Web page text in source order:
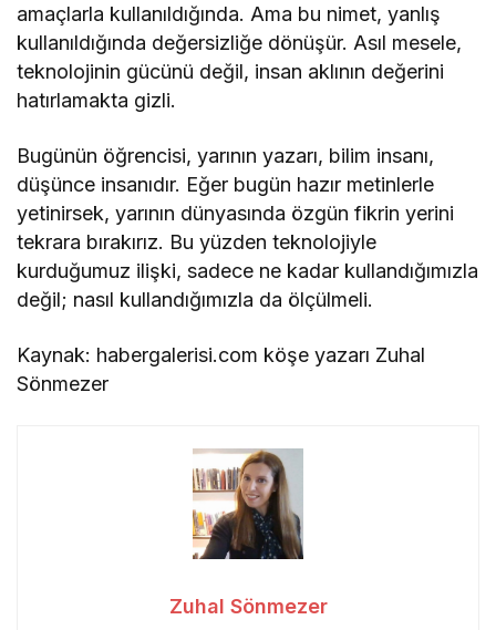
amaçlarla kullanıldığında. Ama bu nimet, yanlış
kullanıldığında değersizliğe dönüşür. Asıl mesele,
teknolojinin gücünü değil, insan aklının değerini
hatırlamakta gizli.
Bugünün öğrencisi, yarının yazarı, bilim insanı,
düşünce insanıdır. Eğer bugün hazır metinlerle
yetinirsek, yarının dünyasında özgün fikrin yerini
tekrara bırakırız. Bu yüzden teknolojiyle
kurduğumuz ilişki, sadece ne kadar kullandığımızla
değil; nasıl kullandığımızla da ölçülmeli.
Kaynak: habergalerisi.com köşe yazarı Zuhal
Sönmezer
Zuhal Sönmezer